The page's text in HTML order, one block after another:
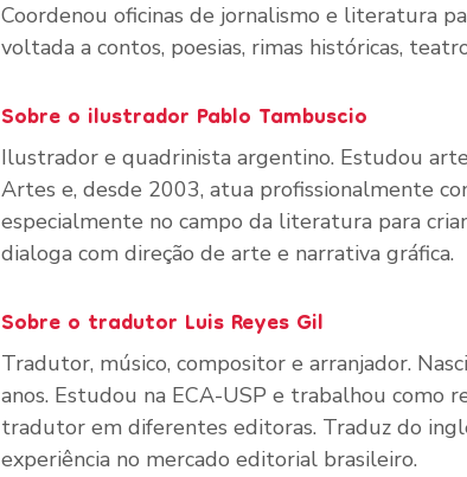
Coordenou oficinas de jornalismo e literatura
voltada a contos, poesias, rimas históricas,
Sobre o ilustrador Pablo Tambuscio
Ilustrador e quadrinista argentino. Estudou
Artes e, desde 2003, atua profissionalmente
especialmente no campo da literatura para
dialoga com direção de arte e narrativa gráfica.
Sobre o tradutor Luis Reyes Gil
Tradutor, músico, compositor e arranjador.
anos. Estudou na ECA-USP e trabalhou
tradutor em diferentes editoras. Traduz do
experiência no mercado editorial brasileiro.